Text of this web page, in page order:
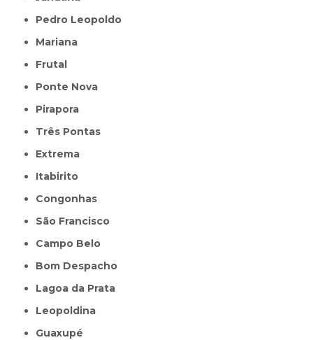
Pedro Leopoldo
Mariana
Frutal
Ponte Nova
Pirapora
Três Pontas
Extrema
Itabirito
Congonhas
São Francisco
Campo Belo
Bom Despacho
Lagoa da Prata
Leopoldina
Guaxupé